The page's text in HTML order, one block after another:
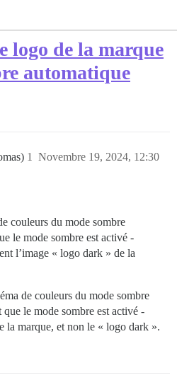
logo de la marque
automatique
Novembre 19, 2024, 12:30
1
couleurs du mode sombre
le mode sombre est activé -
l’image « logo dark » de la
de couleurs du mode sombre
le mode sombre est activé -
la marque, et non le « logo dark ».